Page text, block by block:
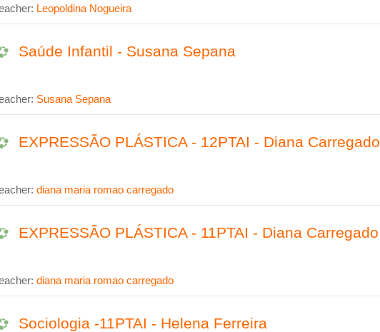
Leopoldina Nogueira
Saúde Infantil - Susana Sepana
Susana Sepana
EXPRESSÃO PLÁSTICA - 12PTAI - Diana Carregado
diana maria romao carregado
EXPRESSÃO PLÁSTICA - 11PTAI - Diana Carregado
diana maria romao carregado
Sociologia -11PTAI - Helena Ferreira